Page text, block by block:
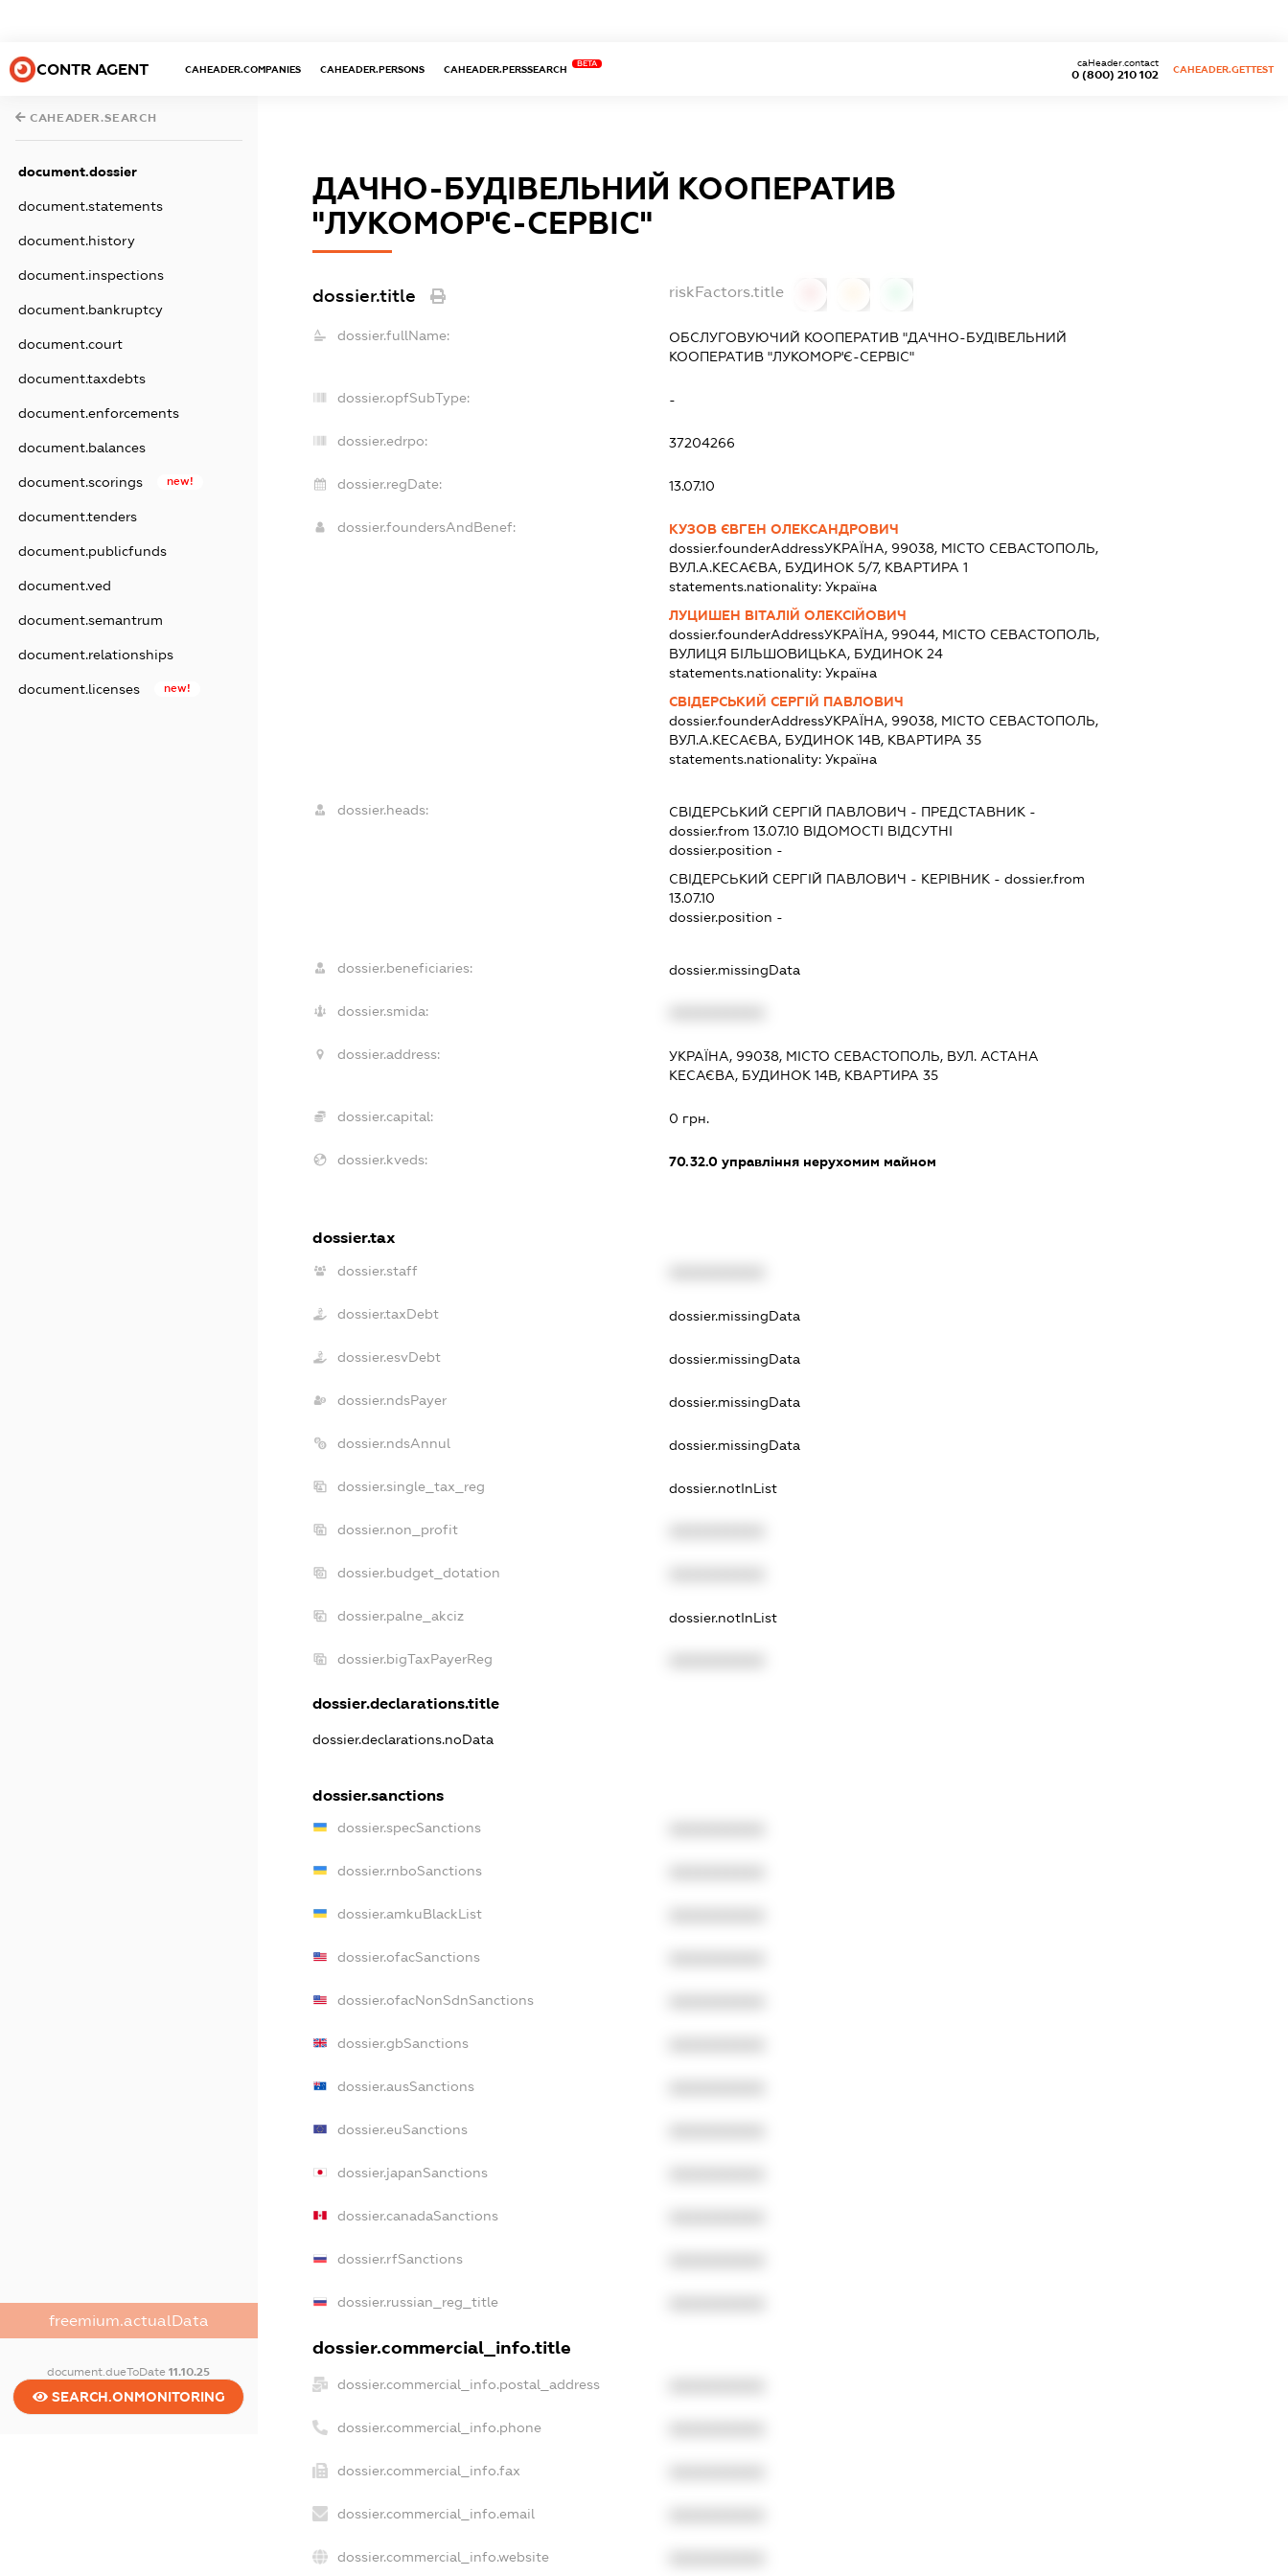
CONTR AGENT CAHEADER.COMPANIES CAHEADER.PERSONS CAHEADER.PERSSEARCH
BETA
0 (800) 210 102
caHeader.contact
CAHEADER.GETTEST
CAHEADER.SEARCH
document.dossier
document.statements
document.history
document.inspections
document.bankruptcy
document.court
document.taxdebts
document.enforcements
document.balances
document.scorings new!
document.tenders
document.publicfunds
document.ved
document.semantrum
document.relationships
document.licenses new!
freemium.actualData
document.dueToDate11.10.25
SEARCH.ONMONITORING
ДАЧНО-БУДІВЕЛЬНИЙ КООПЕРАТИВ
"ЛУКОМОР'Є-СЕРВІС"
dossier.title riskFactors.title
dossier.fullName:
ОБСЛУГОВУЮЧИЙ КООПЕРАТИВ "ДАЧНО-БУДІВЕЛЬНИЙ
КООПЕРАТИВ "ЛУКОМОР'Є-СЕРВІС"
dossier.opfSubType: -
dossier.edrpo: 37204266
dossier.regDate: 13.07.10
dossier.foundersAndBenef:
КУЗОВ ЄВГЕН ОЛЕКСАНДРОВИЧ
dossier.founderAddressУКРАЇНА, 99038, МІСТО СЕВАСТОПОЛЬ,
ВУЛ.А.КЕСАЄВА, БУДИНОК 5/7, КВАРТИРА 1
statements.nationality: Україна
ЛУЦИШЕН ВІТАЛІЙ ОЛЕКСІЙОВИЧ
dossier.founderAddressУКРАЇНА, 99044, МІСТО СЕВАСТОПОЛЬ,
ВУЛИЦЯ БІЛЬШОВИЦЬКА, БУДИНОК 24
statements.nationality: Україна
СВІДЕРСЬКИЙ СЕРГІЙ ПАВЛОВИЧ
dossier.founderAddressУКРАЇНА, 99038, МІСТО СЕВАСТОПОЛЬ,
ВУЛ.А.КЕСАЄВА, БУДИНОК 14В, КВАРТИРА 35
statements.nationality: Україна
dossier.heads: СВІДЕРСЬКИЙ СЕРГІЙ ПАВЛОВИЧ - ПРЕДСТАВНИК-
dossier.from 13.07.10 ВІДОМОСТІ ВІДСУТНІ
dossier.position -
СВІДЕРСЬКИЙ СЕРГІЙ ПАВЛОВИЧ - КЕРІВНИК- dossier.from
13.07.10
dossier.position -
dossier.beneficiaries: dossier.missingData
dossier.smida:
dossier.address:
УКРАЇНА, 99038, МІСТО СЕВАСТОПОЛЬ, ВУЛ. АСТАНА
КЕСАЄВА, БУДИНОК 14В, КВАРТИРА 35
dossier.capital: 0 грн.
dossier.kveds: 70.32.0управління нерухомим майном
dossier.tax
dossier.staff
dossier.taxDebt dossier.missingData
dossier.esvDebt dossier.missingData
dossier.ndsPayer dossier.missingData
dossier.ndsAnnul dossier.missingData
dossier.single_tax_reg dossier.notInList
dossier.non_profit
dossier.budget_dotation
dossier.palne_akciz dossier.notInList
dossier.bigTaxPayerReg
dossier.declarations.title
dossier.declarations.noData
dossier.sanctions
dossier.specSanctions
dossier.rnboSanctions
dossier.amkuBlackList
dossier.ofacSanctions
dossier.ofacNonSdnSanctions
dossier.gbSanctions
dossier.ausSanctions
dossier.euSanctions
dossier.japanSanctions
dossier.canadaSanctions
dossier.rfSanctions
dossier.russian_reg_title
dossier.commercial_info.title
dossier.commercial_info.postal_address
dossier.commercial_info.phone
dossier.commercial_info.fax
dossier.commercial_info.email
dossier.commercial_info.website